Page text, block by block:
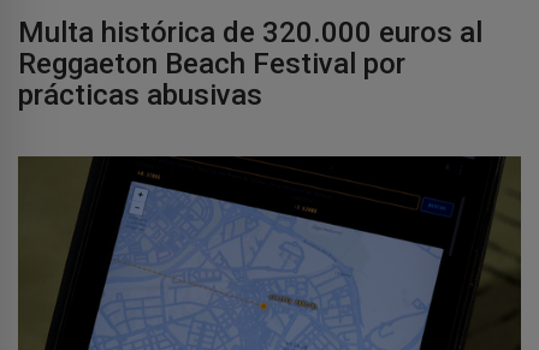
Multa histórica de 320.000 euros al
Reggaeton Beach Festival por
prácticas abusivas